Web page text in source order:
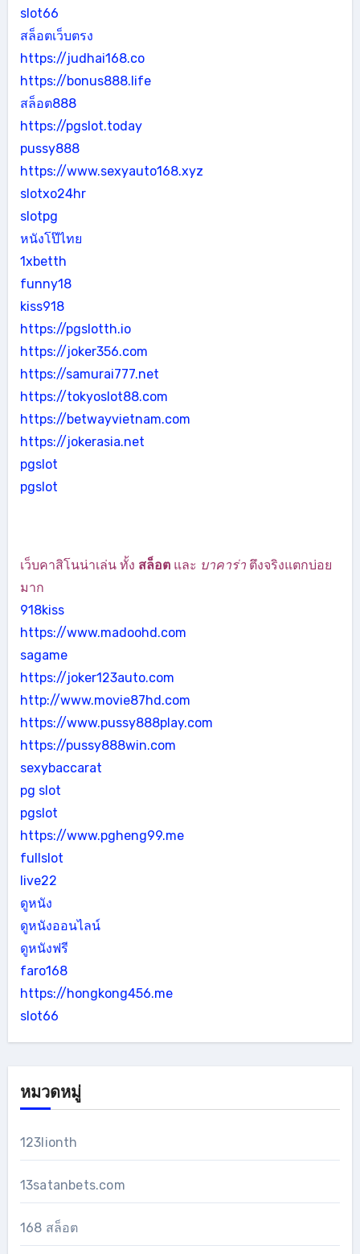
slot66
สล็อตเว็บตรง
https://judhai168.co
https://bonus888.life
สล็อต888
https://pgslot.today
pussy888
https://www.sexyauto168.xyz
slotxo24hr
slotpg
หนังโป๊ไทย
1xbetth
funny18
kiss918
https://pgslotth.io
https://joker356.com
https://samurai777.net
https://tokyoslot88.com
https://betwayvietnam.com
https://jokerasia.net
pgslot
pgslot
เว็บคาสิโนน่าเล่น ทั้ง สล็อตและ บาคาร่าตึงจริงแตกบ่อย
มาก
918kiss
https://www.madoohd.com
sagame
https://joker123auto.com
http://www.movie87hd.com
https://www.pussy888play.com
https://pussy888win.com
sexybaccarat
pg slot
pgslot
https://www.pgheng99.me
fullslot
live22
ดูหนัง
ดูหนังออนไลน์
ดูหนังฟรี
faro168
https://hongkong456.me
slot66
หมวดหมู่
123lionth
13satanbets.com
168 สล็อต